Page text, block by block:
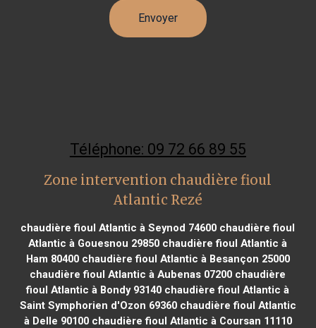
Téléphone: 09 72 66 89 55
Zone intervention chaudière fioul
Atlantic Rezé
chaudière fioul Atlantic à Seynod 74600 chaudière fioul
Atlantic à Gouesnou 29850 chaudière fioul Atlantic à
Ham 80400chaudière fioul Atlantic à Besançon 25000
chaudière fioul Atlantic à Aubenas 07200 chaudière
fioul Atlantic à Bondy 93140 chaudière fioul Atlantic à
Saint Symphorien d'Ozon 69360chaudière fioul Atlantic
à Delle 90100chaudière fioul Atlantic à Coursan 11110